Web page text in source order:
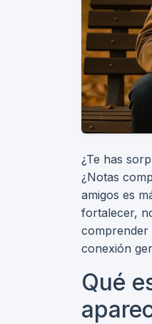
¿Te has
¿Notas
amigos es
fortalecer,
comprender
conexión
Qué